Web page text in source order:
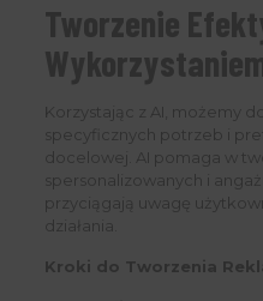
Tworzenie
Korzystając z AI, możemy
specyficznych potrzeb i
docelowej. AI pomaga w
spersonalizowanych i
przyciągają uwagę
działania.
Kroki do Tworzenia